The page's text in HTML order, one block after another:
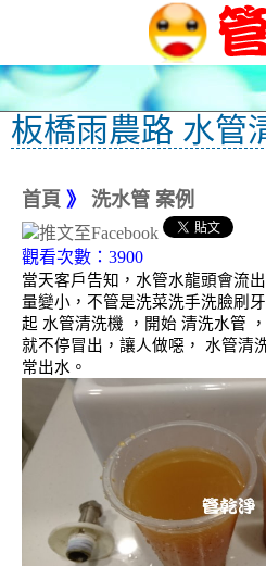
板橋雨農路 水管
首頁 》 洗水管 案例
觀看次數：3900
當天客戶告知，水管水龍頭會流
量變小，不管是洗菜洗手洗臉刷
起 水管清洗機 ，開始 清洗水管
就不停冒出，讓人做噁， 水管清
常出水。